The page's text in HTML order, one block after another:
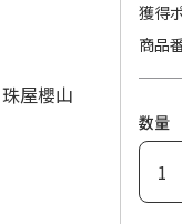
屋櫻山
獲得
商品
数量